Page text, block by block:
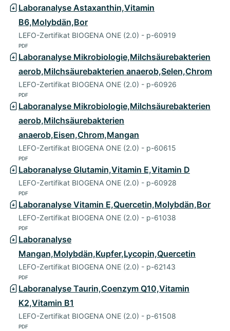
Laboranalyse Astaxanthin,Vitamin
B6,Molybdän,Bor
LEFO-Zertifikat BIOGENA ONE (2.0) - p-60919
PDF
Laboranalyse Mikrobiologie,Milchsäurebakterien
aerob,Milchsäurebakterien anaerob,Selen,Chrom
LEFO-Zertifikat BIOGENA ONE (2.0) - p-60926
PDF
Laboranalyse Mikrobiologie,Milchsäurebakterien
aerob,Milchsäurebakterien
anaerob,Eisen,Chrom,Mangan
LEFO-Zertifikat BIOGENA ONE (2.0) - p-60615
PDF
Laboranalyse Glutamin,Vitamin E,Vitamin D
LEFO-Zertifikat BIOGENA ONE (2.0) - p-60928
PDF
Laboranalyse Vitamin E,Quercetin,Molybdän,Bor
LEFO-Zertifikat BIOGENA ONE (2.0) - p-61038
PDF
Laboranalyse
Mangan,Molybdän,Kupfer,Lycopin,Quercetin
LEFO-Zertifikat BIOGENA ONE (2.0) - p-62143
PDF
Laboranalyse Taurin,Coenzym Q10,Vitamin
K2,Vitamin B1
LEFO-Zertifikat BIOGENA ONE (2.0) - p-61508
PDF